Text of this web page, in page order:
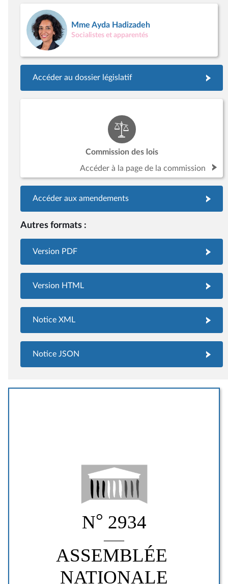
Mme Ayda Hadizadeh
Socialistes et apparentés
Accéder au dossier législatif
Commission des lois
Accéder à la page de la commission
Accéder aux amendements
Autres formats :
Version PDF
Version HTML
Notice XML
Notice JSON